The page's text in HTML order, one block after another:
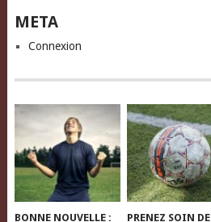
META
Connexion
BONNE NOUVELLE : PRENEZ SOIN DE